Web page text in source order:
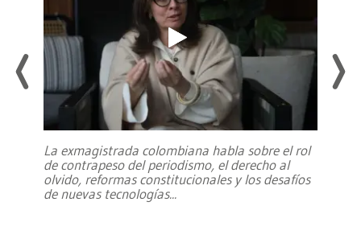
La exmagistrada colombiana habla sobre el rol
de contrapeso del periodismo, el derecho al
olvido, reformas constitucionales y los desafíos
de nuevas tecnologías...